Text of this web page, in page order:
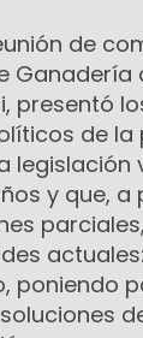
de
Ganadería
presentó
de la
legislación
y que, a
poniendo